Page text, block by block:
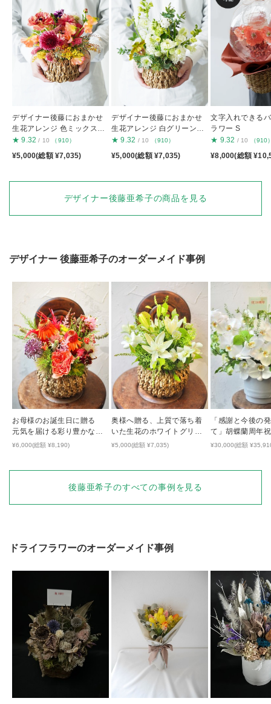
デザイナー後藤におまかせ
生花アレンジ 色ミックスS
S
★ 9.32 / 10 （910）
¥5,000(総額 ¥7,035)
デザイナー後藤におまかせ
生花アレンジ 白グリーンS
S
★ 9.32 / 10 （910）
¥5,000(総額 ¥7,035)
文字入れできる
ラワー S
★ 9.32 / 10 （910
¥8,000(総額
デザイナー後藤亜希子の商品を見る
デザイナー 後藤亜希子のオーダーメイド事例
お母様のお誕生日に贈る
元気を届ける彩り豊かな生
花アレンジ
¥6,000(総額 ¥8,190)
奥様へ贈る、上質で落ち着
いた生花のホワイトグリー
ンアレンジ
¥5,000(総額 ¥7,035)
「感謝と今後の
て」胡蝶蘭周年
¥30,000(総額
後藤亜希子のすべての事例を見る
ドライフラワーのオーダーメイド事例